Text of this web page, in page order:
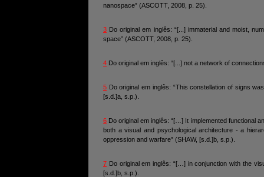
nanospace” (ASCOTT, 2008, p. 25).
3 Do original em inglês: “[...] immaterial and moist,
space” (ASCOTT, 2008, p. 25).
4 Do original em inglês: “[...] not a network of
5 Do original em inglês: “This constellation of signs
[s.d.]a, s.p.).
6 Do original em inglês: “[…] It implemented functional
both a visual and psychological architecture - a
oppression and warfare” (SHAW, [s.d.]b, s.p.).
7 Do original em inglês: “[…] in conjunction with the
[s.d.]b, s.p.).